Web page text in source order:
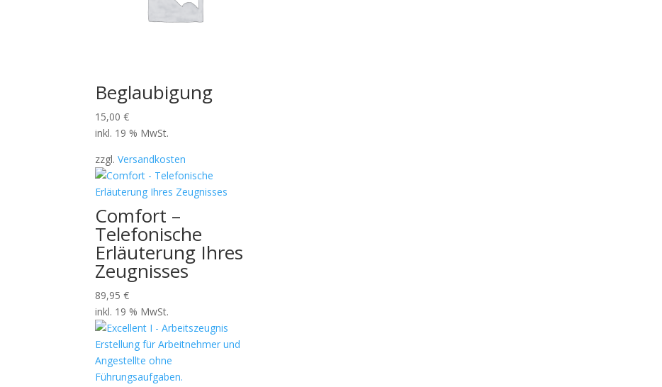
Beglaubigung
15,00€
inkl. 19 % MwSt.
zzgl.Versandkosten
Comfort –
Telefonische
Erläuterung Ihres
Zeugnisses
89,95€
inkl. 19 % MwSt.